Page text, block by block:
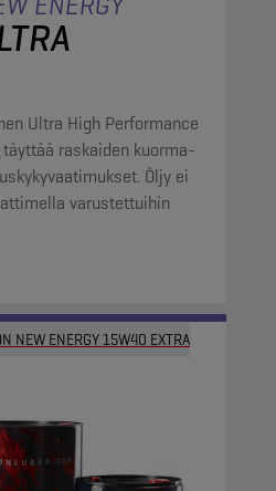
Ultra High Performance
raskaiden kuorma-
Öljy ei
varustettuihin
NEW ENERGY 15W40 EXTRA